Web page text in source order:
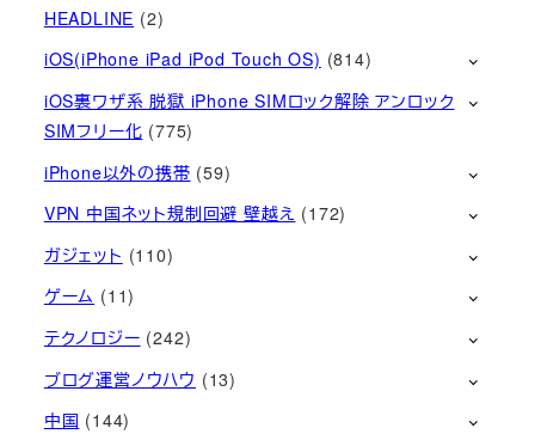
HEADLINE (2)
iOS(iPhone iPad iPod Touch OS) (814)
iOS裏ワザ系 脱獄 iPhone SIMロック解除 アンロック
SIMフリー化 (775)
iPhone以外の携帯 (59)
VPN 中国ネット規制回避 壁越え (172)
ガジェット (110)
ゲーム (11)
テクノロジー (242)
ブログ運営ノウハウ (13)
中国 (144)